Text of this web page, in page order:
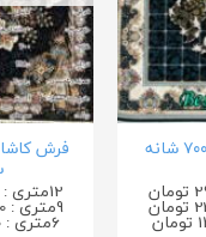
فرش کاشان هیوا ۷۰۰ شانه
12متری : 29,000,000 تومان
9متری : 23,500,000 تومان
6متری : 14,900,000 تومان